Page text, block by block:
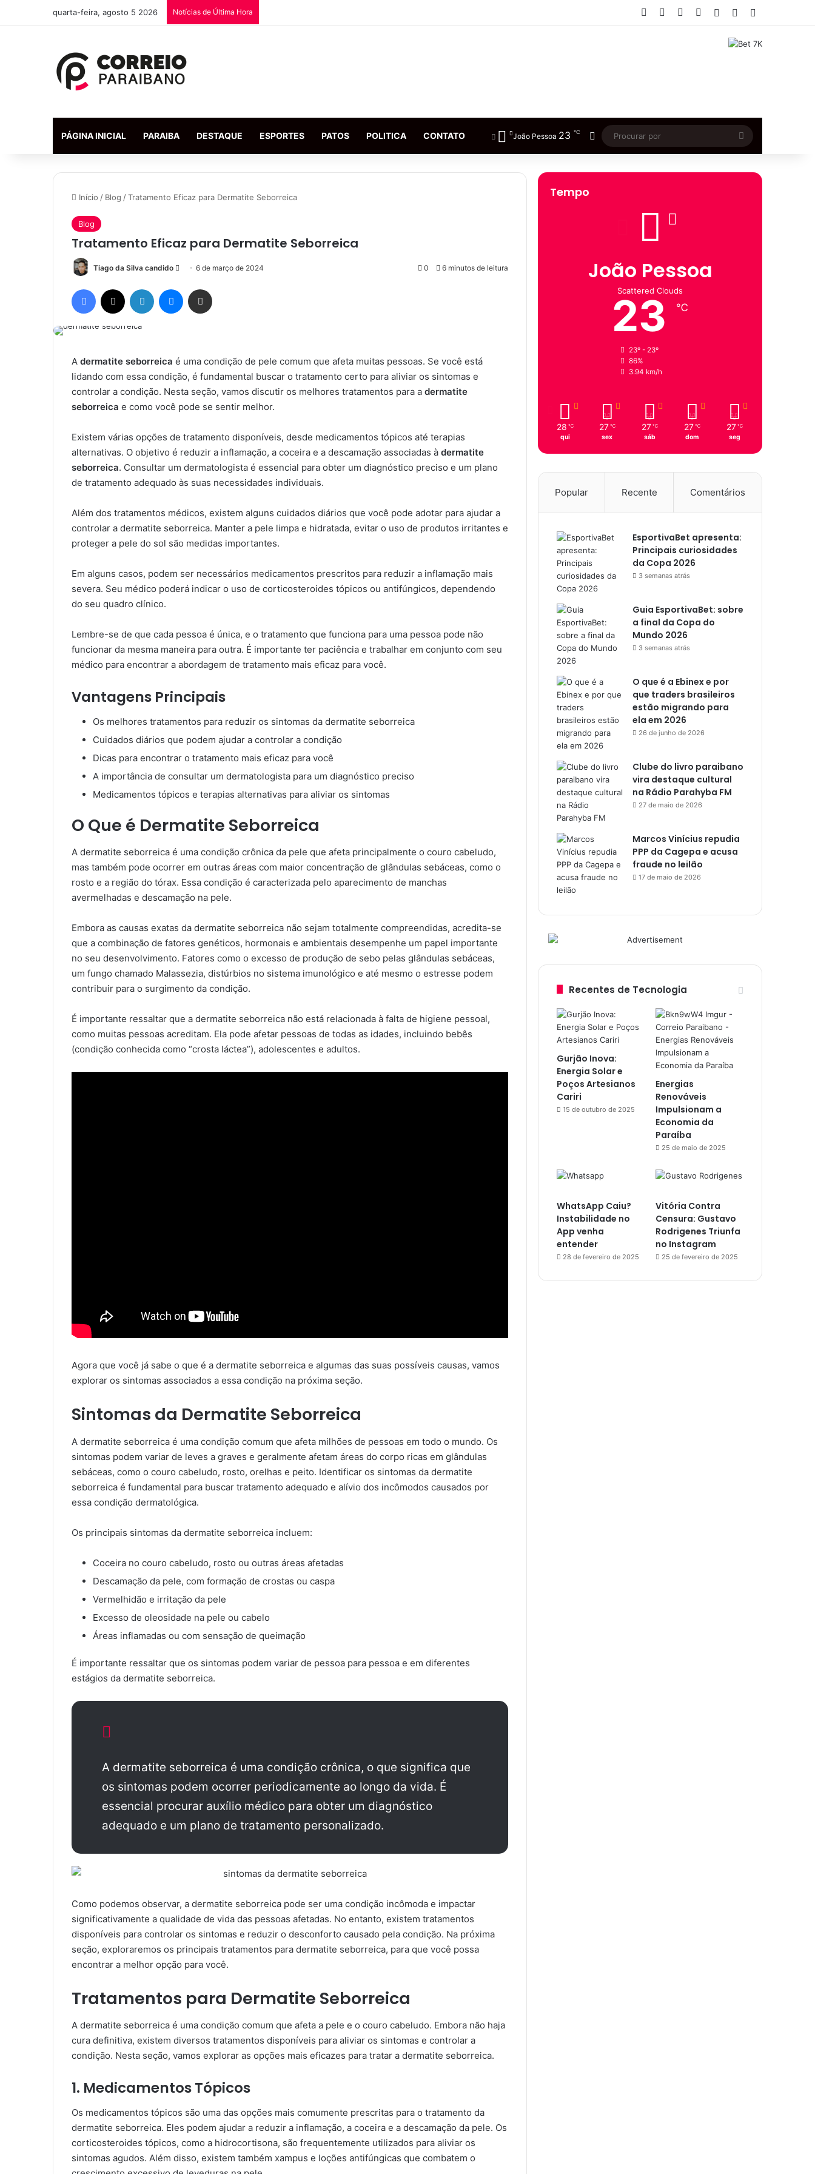
quarta-feira, agosto 5 2026 Notícias de Última Hora Facebook YouTubeInstagram
Entrar Artigo aleatório
PÁGINA INICIAL PARAIBA DESTAQUE ESPORTES PATOS POLITICA CONTATO João Pessoa 23 ℃ Switch skin
Procurar
por
Início / Blog /Tratamento Eficaz para Dermatite Seborreica
Blog
Tratamento Eficaz para Dermatite Seborreica
Tiago da Silva candido
n
d
a
l
6 de março de 2024 0 6 minutos de leitura
A dermatite seborreica é uma condição de pele comum que afeta muitas pessoas. Se você está
lidando com essa condição, é fundamental buscar o tratamento certo para aliviar os sintomas e
controlar a condição. Nesta seção, vamos discutir os melhores tratamentos para a dermatite
seborreica e como você pode se sentir melhor.
Existem várias opções de tratamento disponíveis, desde medicamentos tópicos até terapias
alternativas. O objetivo é reduzir a inflamação, a coceira e a descamação associadas à dermatite
seborreica. Consultar um dermatologista é essencial para obter um diagnóstico preciso e um plano
de tratamento adequado às suas necessidades individuais.
Além dos tratamentos médicos, existem alguns cuidados diários que você pode adotar para ajudar a
controlar a dermatite seborreica. Manter a pele limpa e hidratada, evitar o uso de produtos irritantes e
proteger a pele do sol são medidas importantes.
Em alguns casos, podem ser necessários medicamentos prescritos para reduzir a inflamação mais
severa. Seu médico poderá indicar o uso de corticosteroides tópicos ou antifúngicos, dependendo
do seu quadro clínico.
Lembre-se de que cada pessoa é única, e o tratamento que funciona para uma pessoa pode não
funcionar da mesma maneira para outra. É importante ter paciência e trabalhar em conjunto com seu
médico para encontrar a abordagem de tratamento mais eficaz para você.
Vantagens Principais
Os melhores tratamentos para reduzir os sintomas da dermatite seborreica
Cuidados diários que podem ajudar a controlar a condição
Dicas para encontrar o tratamento mais eficaz para você
A importância de consultar um dermatologista para um diagnóstico preciso
Medicamentos tópicos e terapias alternativas para aliviar os sintomas
O Que é Dermatite Seborreica
A dermatite seborreica é uma condição crônica da pele que afeta principalmente o couro cabeludo,
mas também pode ocorrer em outras áreas com maior concentração de glândulas sebáceas, como o
rosto e a região do tórax. Essa condição é caracterizada pelo aparecimento de manchas
avermelhadas e descamação na pele.
Embora as causas exatas da dermatite seborreica não sejam totalmente compreendidas, acredita-se
que a combinação de fatores genéticos, hormonais e ambientais desempenhe um papel importante
no seu desenvolvimento. Fatores como o excesso de produção de sebo pelas glândulas sebáceas,
um fungo chamado Malassezia, distúrbios no sistema imunológico e até mesmo o estresse podem
contribuir para o surgimento da condição.
É importante ressaltar que a dermatite seborreica não está relacionada à falta de higiene pessoal,
como muitas pessoas acreditam. Ela pode afetar pessoas de todas as idades, incluindo bebês
(condição conhecida como “crosta láctea”), adolescentes e adultos.
Agora que você já sabe o que é a dermatite seborreica e algumas das suas possíveis causas, vamos
explorar os sintomas associados a essa condição na próxima seção.
Sintomas da Dermatite Seborreica
A dermatite seborreica é uma condição comum que afeta milhões de pessoas em todo o mundo. Os
sintomas podem variar de leves a graves e geralmente afetam áreas do corpo ricas em glândulas
sebáceas, como o couro cabeludo, rosto, orelhas e peito. Identificar os sintomas da dermatite
seborreica é fundamental para buscar tratamento adequado e alívio dos incômodos causados por
essa condição dermatológica.
Os principais sintomas da dermatite seborreica incluem:
Coceira no couro cabeludo, rosto ou outras áreas afetadas
Descamação da pele, com formação de crostas ou caspa
Vermelhidão e irritação da pele
Excesso de oleosidade na pele ou cabelo
Áreas inflamadas ou com sensação de queimação
É importante ressaltar que os sintomas podem variar de pessoa para pessoa e em diferentes
estágios da dermatite seborreica.
A dermatite seborreica é uma condição crônica, o que significa que
os sintomas podem ocorrer periodicamente ao longo da vida. É
essencial procurar auxílio médico para obter um diagnóstico
adequado e um plano de tratamento personalizado.
Como podemos observar, a dermatite seborreica pode ser uma condição incômoda e impactar
significativamente a qualidade de vida das pessoas afetadas. No entanto, existem tratamentos
disponíveis para controlar os sintomas e reduzir o desconforto causado pela condição. Na próxima
seção, exploraremos os principais tratamentos para dermatite seborreica, para que você possa
encontrar a melhor opção para você.
Tratamentos para Dermatite Seborreica
A dermatite seborreica é uma condição comum que afeta a pele e o couro cabeludo. Embora não haja
cura definitiva, existem diversos tratamentos disponíveis para aliviar os sintomas e controlar a
condição. Nesta seção, vamos explorar as opções mais eficazes para tratar a dermatite seborreica.
1. Medicamentos Tópicos
Os medicamentos tópicos são uma das opções mais comumente prescritas para o tratamento da
dermatite seborreica. Eles podem ajudar a reduzir a inflamação, a coceira e a descamação da pele. Os
corticosteroides tópicos, como a hidrocortisona, são frequentemente utilizados para aliviar os
sintomas agudos. Além disso, existem também xampus e loções antifúngicas que combatem o
Tempo
João Pessoa
Scattered Clouds
23 ℃
23º - 23º
86%
3.94 km/h
28 ℃
qui
27 ℃
sex
27 ℃
sáb
27 ℃
dom
27 ℃
seg
Popular Recente Comentários
EsportivaBet apresenta:
Principais curiosidades
da Copa 2026
3 semanas atrás
Guia EsportivaBet: sobre
a final da Copa do
Mundo 2026
3 semanas atrás
O que é a Ebinex e por
que traders brasileiros
estão migrando para
ela em 2026
26 de junho de 2026
Clube do livro paraibano
vira destaque cultural
na Rádio Parahyba FM
27 de maio de 2026
Marcos Vinícius repudia
PPP da Cagepa e acusa
fraude no leilão
17 de maio de 2026
Recentes de Tecnologia
Gurjão Inova:
Energia Solar e
Poços Artesianos
Cariri
15 de outubro de 2025
Energias
Renováveis
Impulsionam a
Economia da
Paraíba
25 de maio de 2025
WhatsApp Caiu?
Instabilidade no
App venha
entender
28 de fevereiro de 2025
Vitória Contra
Censura: Gustavo
Rodrigenes Triunfa
no Instagram
25 de fevereiro de 2025